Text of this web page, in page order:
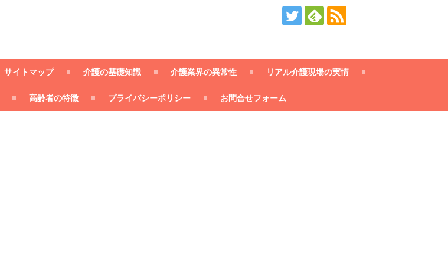
サイトマップ 介護の基礎知識 介護業界の異常性 リアル介護現場の実情
高齢者の特徴 プライバシーポリシー お問合せフォーム